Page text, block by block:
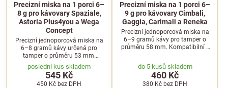
Precizní miska na 1 porci 6–
8 g pro kávovary Spaziale,
Astoria Plus4you a Wega
Concept
Precizní jednoporcová miska na
6–8 gramů kávy určená pro
tamper o průměru 53 mm.
Vhodná pro kávovary Spaziale,
Astoria Plus4you a Wega
Concept.
poslední kus skladem
545 Kč
450 Kč bez DPH
Precizní miska na 1 porci 6–
9 g pro kávovary Cimbali,
Gaggia, Carimali a Reneka
Precizní jednoporcová miska na
6–9 gramů kávy pro tamper o
průměru 58 mm. Kompatibilní s
Cimbali, Gaggia a Reneka.
do 5 kusů skladem
460 Kč
380 Kč bez DPH